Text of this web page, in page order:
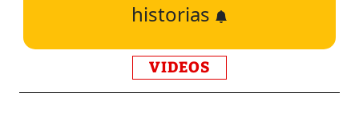
historias
VIDEOS